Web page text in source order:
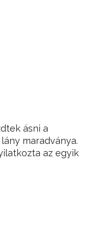
ásni a
maradványa.
az egyik